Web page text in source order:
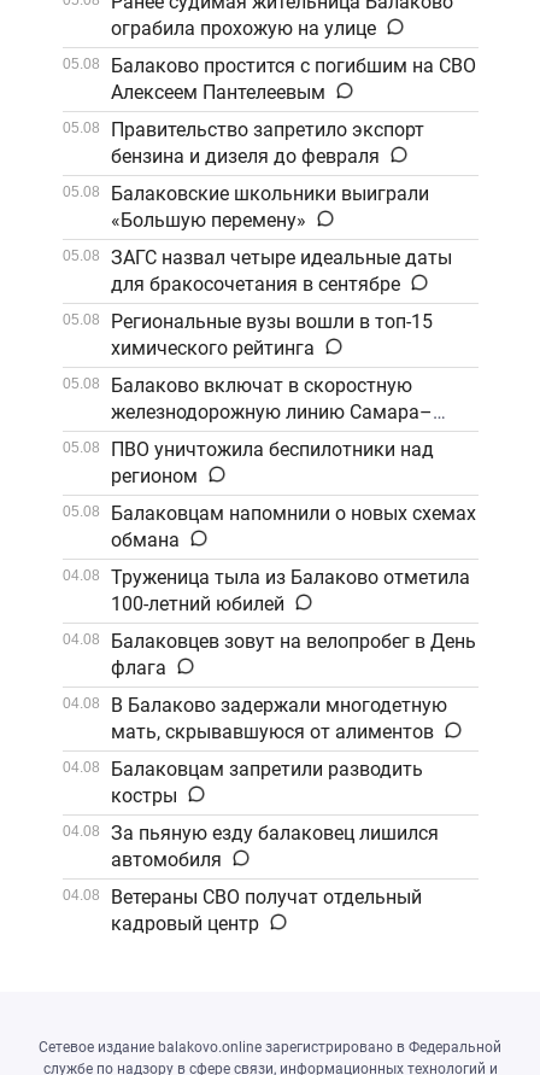
ограбила прохожую на улице
05.08
Балаково простится с погибшим на СВО
Алексеем Пантелеевым
05.08
Правительство запретило экспорт
бензина и дизеля до февраля
05.08
Балаковские школьники выиграли
«Большую перемену»
05.08
ЗАГС назвал четыре идеальные даты
для бракосочетания в сентябре
05.08
Региональные вузы вошли в топ-15
химического рейтинга
05.08
Балаково включат в скоростную
железнодорожную линию Самара–
Саратов
05.08
ПВО уничтожила беспилотники над
регионом
05.08
Балаковцам напомнили о новых схемах
обмана
04.08
Труженица тыла из Балаково отметила
100-летний юбилей
04.08
Балаковцев зовут на велопробег в День
флага
04.08
В Балаково задержали многодетную
мать, скрывавшуюся от алиментов
04.08
Балаковцам запретили разводить
костры
04.08
За пьяную езду балаковец лишился
автомобиля
04.08
Ветераны СВО получат отдельный
кадровый центр
Сетевое издание balakovo.online зарегистрировано в Федеральной
службе по надзору в сфере связи, информационных технологий и